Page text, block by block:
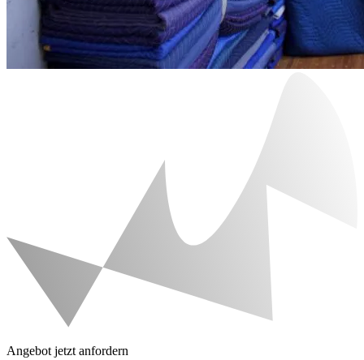
Angebot jetzt anfordern